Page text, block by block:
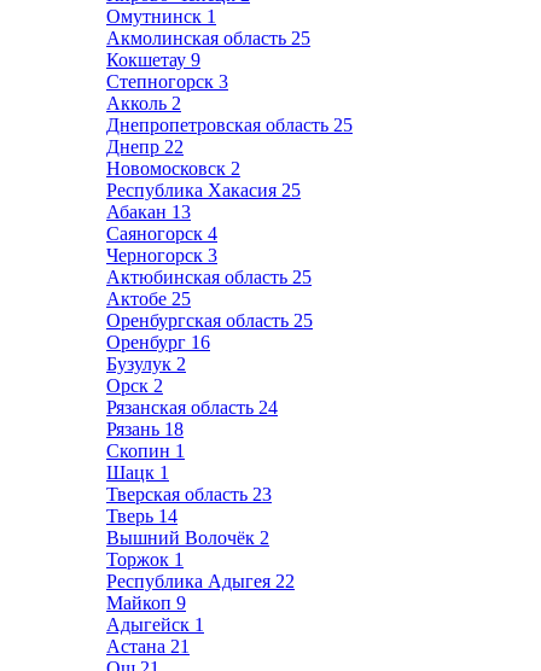
Омутнинск 1
Акмолинская область 25
Кокшетау 9
Степногорск 3
Акколь 2
Днепропетровская область 25
Днепр 22
Новомосковск 2
Республика Хакасия 25
Абакан 13
Саяногорск 4
Черногорск 3
Актюбинская область 25
Актобе 25
Оренбургская область 25
Оренбург 16
Бузулук 2
Орск 2
Рязанская область 24
Рязань 18
Скопин 1
Шацк 1
Тверская область 23
Тверь 14
Вышний Волочёк 2
Торжок 1
Республика Адыгея 22
Майкоп 9
Адыгейск 1
Астана 21